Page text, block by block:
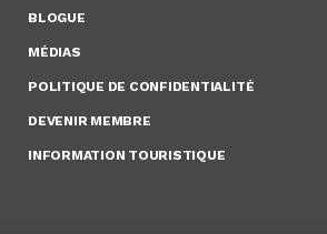
BLOGUE
MÉDIAS
POLITIQUE DE CONFIDENTIALITÉ
DEVENIR MEMBRE
INFORMATION TOURISTIQUE